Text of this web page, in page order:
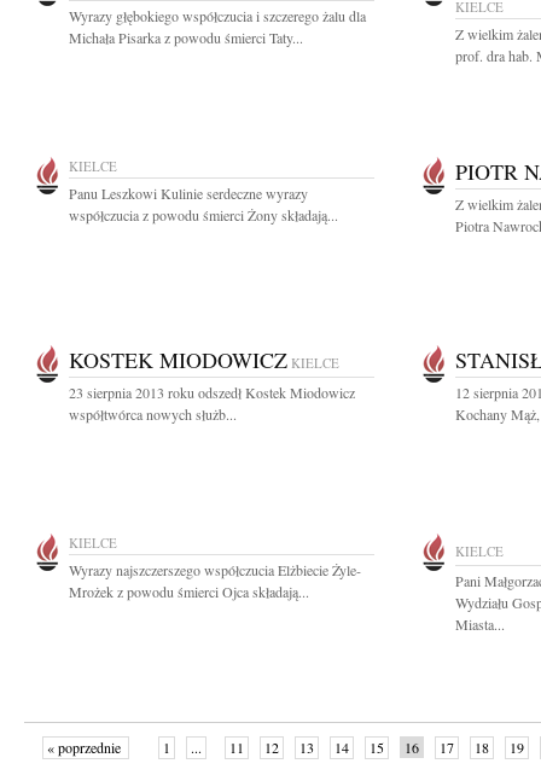
Wyrazy głębokiego współczucia i szczerego żalu dla
Michała Pisarka z powodu śmierci Taty...
KIELCE
Z wielkim
prof. dra hab.
KIELCE
Panu Leszkowi Kulinie serdeczne wyrazy
współczucia z powodu śmierci Żony składają...
PIOTR
Z wielkim
Piotra
KOSTEK MIODOWICZ KIELCE
23 sierpnia 2013 roku odszedł Kostek Miodowicz
współtwórca nowych służb...
12 sierpnia
Kochany
KIELCE
Wyrazy najszczerszego współczucia Elżbiecie Żyle-
Mrożek z powodu śmierci Ojca składają...
KIELCE
Pani
Wydziału
Miasta...
« poprzednie 1 ... 11 12 13 14 15 16 17 18
19